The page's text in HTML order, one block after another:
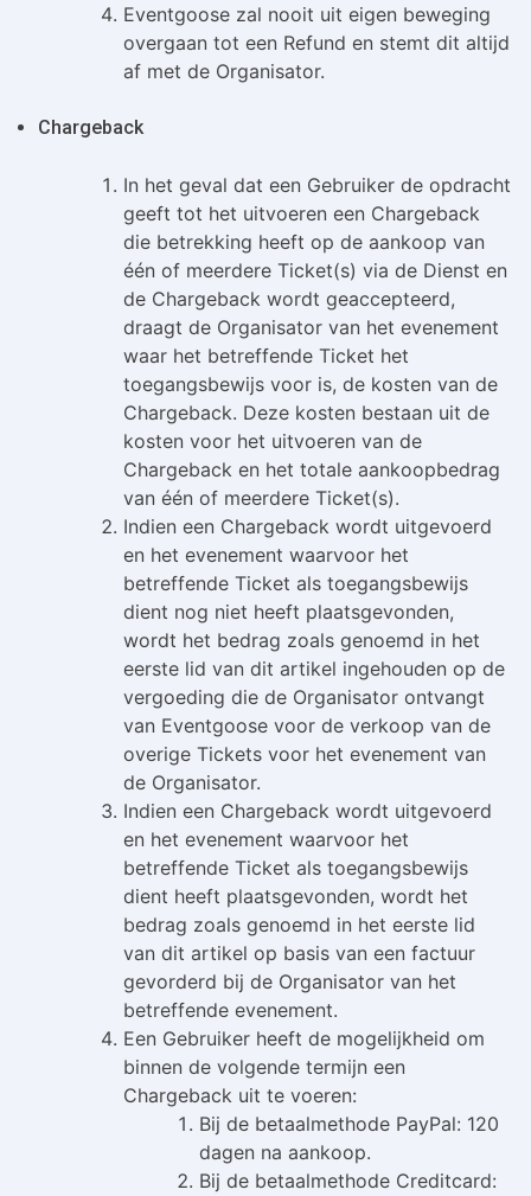
Eventgoose zal nooit uit eigen beweging
overgaan tot een Refund en stemt dit altijd
af met de Organisator.
Chargeback
In het geval dat een Gebruiker de opdracht
geeft tot het uitvoeren een Chargeback
die betrekking heeft op de aankoop van
één of meerdere Ticket(s) via de Dienst en
de Chargeback wordt geaccepteerd,
draagt de Organisator van het evenement
waar het betreffende Ticket het
toegangsbewijs voor is, de kosten van de
Chargeback. Deze kosten bestaan uit de
kosten voor het uitvoeren van de
Chargeback en het totale aankoopbedrag
van één of meerdere Ticket(s).
Indien een Chargeback wordt uitgevoerd
en het evenement waarvoor het
betreffende Ticket als toegangsbewijs
dient nog niet heeft plaatsgevonden,
wordt het bedrag zoals genoemd in het
eerste lid van dit artikel ingehouden op de
vergoeding die de Organisator ontvangt
van Eventgoose voor de verkoop van de
overige Tickets voor het evenement van
de Organisator.
Indien een Chargeback wordt uitgevoerd
en het evenement waarvoor het
betreffende Ticket als toegangsbewijs
dient heeft plaatsgevonden, wordt het
bedrag zoals genoemd in het eerste lid
van dit artikel op basis van een factuur
gevorderd bij de Organisator van het
betreffende evenement.
Een Gebruiker heeft de mogelijkheid om
binnen de volgende termijn een
Chargeback uit te voeren:
Bij de betaalmethode PayPal: 120
dagen na aankoop.
Bij de betaalmethode Creditcard: